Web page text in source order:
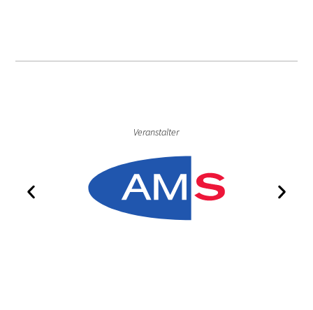
Veranstalter